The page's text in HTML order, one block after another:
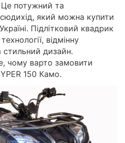
Це потужний та
який можна купити
Підлітковий квадрик
відмінну
стильний дизайн.
чому варто замовити
150 Камо.